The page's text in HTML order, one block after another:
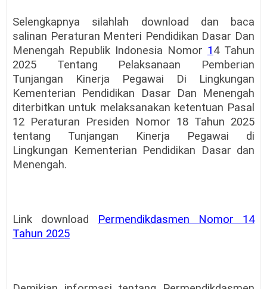
Selengkapnya silahlah download dan baca
salinan Peraturan Menteri Pendidikan Dasar Dan
Menengah Republik Indonesia Nomor 14 Tahun
2025 Tentang Pelaksanaan Pemberian
Tunjangan Kinerja Pegawai Di Lingkungan
Kementerian Pendidikan Dasar Dan Menengah
diterbitkan untuk melaksanakan ketentuan Pasal
12 Peraturan Presiden Nomor 18 Tahun 2025
tentang Tunjangan Kinerja Pegawai di
Lingkungan Kementerian Pendidikan Dasar dan
Menengah.
Link download Permendikdasmen Nomor 14
Tahun 2025